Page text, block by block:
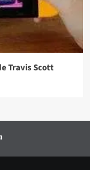
Travis Scott